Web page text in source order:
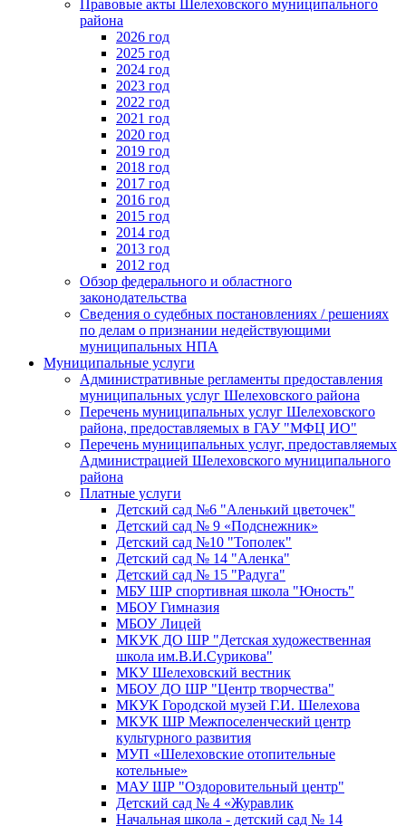
Правовые акты Шелеховского муниципального
района
2026 год
2025 год
2024 год
2023 год
2022 год
2021 год
2020 год
2019 год
2018 год
2017 год
2016 год
2015 год
2014 год
2013 год
2012 год
Обзор федерального и областного
законодательства
Сведения о судебных постановлениях / решениях
по делам о признании недействующими
муниципальных НПА
Муниципальные услуги
Административные регламенты предоставления
муниципальных услуг Шелеховского района
Перечень муниципальных услуг Шелеховского
района, предоставляемых в ГАУ "МФЦ ИО"
Перечень муниципальных услуг, предоставляемых
Администрацией Шелеховского муниципального
района
Платные услуги
Детский сад №6 "Аленький цветочек"
Детский сад № 9 «Подснежник»
Детский сад №10 "Тополек"
Детский сад № 14 "Аленка"
Детский сад № 15 "Радуга"
МБУ ШР спортивная школа "Юность"
МБОУ Гимназия
МБОУ Лицей
МКУК ДО ШР "Детская художественная
школа им.В.И.Сурикова"
МКУ Шелеховский вестник
МБОУ ДО ШР "Центр творчества"
МКУК Городской музей Г.И. Шелехова
МКУК ШР Межпоселенческий центр
культурного развития
МУП «Шелеховские отопительные
котельные»
МАУ ШР "Оздоровительный центр"
Детский сад № 4 «Журавлик
Начальная школа - детский сад № 14